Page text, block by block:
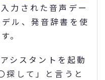
力された音声デー
ル、発音辞書を使
。
シスタントを起動
探して」と言うと